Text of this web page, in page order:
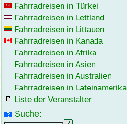
Fahrradreisen in Türkei
Fahrradreisen in Lettland
Fahrradreisen in Littauen
Fahrradreisen in Kanada
Fahrradreisen in Afrika
Fahrradreisen in Asien
Fahrradreisen in Australien
Fahrradreisen in Lateinamerika
Liste der Veranstalter
Suche: